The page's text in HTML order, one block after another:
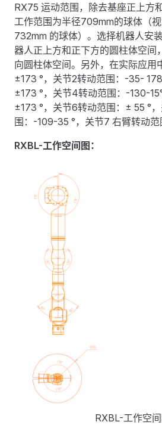
RX75 运动范围，除去基座正上方
工作范围为半径709mm的球体（
732mm 的球体）。选择机器人安
器人正上方和正下方的圆柱体空间
向圆柱体空间。另外，在实际应用
±173 °，关节2转动范围：-35- 178
±173 °，关节4转动范围：-130-
±173 °，关节6转动范围：± 55 °
围：-109-35 °，关节7 右臂转动范
RXBL-工作空间图：
RXBL-工作空